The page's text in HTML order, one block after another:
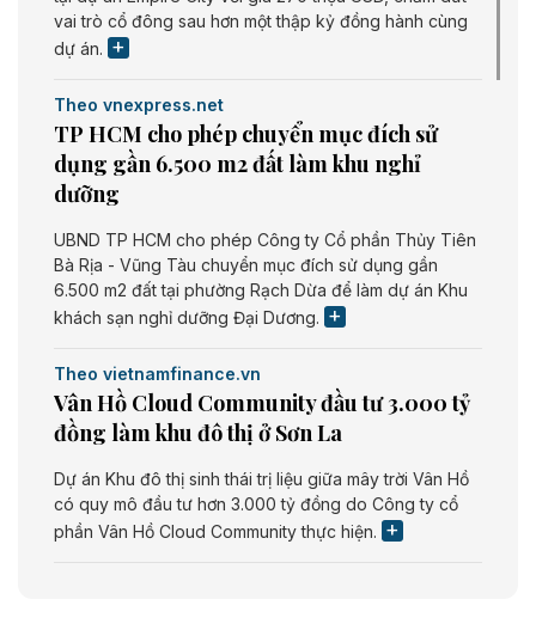
vai trò cổ đông sau hơn một thập kỷ đồng hành cùng
dự án.
Theo vnexpress.net
TP HCM cho phép chuyển mục đích sử
dụng gần 6.500 m2 đất làm khu nghỉ
dưỡng
UBND TP HCM cho phép Công ty Cổ phần Thủy Tiên
Bà Rịa - Vũng Tàu chuyển mục đích sử dụng gần
6.500 m2 đất tại phường Rạch Dừa để làm dự án Khu
khách sạn nghỉ dưỡng Đại Dương.
Theo vietnamfinance.vn
Vân Hồ Cloud Community đầu tư 3.000 tỷ
đồng làm khu đô thị ở Sơn La
Dự án Khu đô thị sinh thái trị liệu giữa mây trời Vân Hồ
có quy mô đầu tư hơn 3.000 tỷ đồng do Công ty cổ
phần Vân Hồ Cloud Community thực hiện.